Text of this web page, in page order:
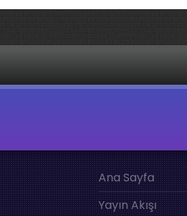
Ana Sayfa
Yayın Akışı